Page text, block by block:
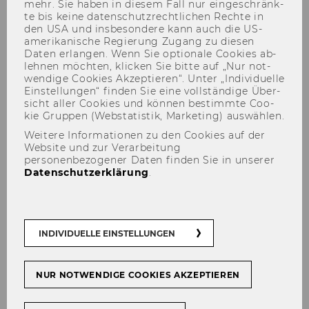
Forschungsinstitut
Rechenintensive Methoden
Englisch verfügbar.
About us
mehr. Sie haben in die­sem Fall nur ein­ge­schränk­
te bis keine da­ten­schutz­recht­li­chen Rech­te in
den USA und ins­be­son­de­re kann auch die US-​
amerikanische Re­gie­rung Zu­gang zu die­sen
Daten er­lan­gen. Wenn Sie op­tio­na­le Coo­kies ab­
leh­nen möch­ten, kli­cken Sie bitte auf „Nur not­
wen­di­ge Coo­kies Ak­zep­tie­ren“. Unter „In­di­vi­du­el­le
Ein­stel­lun­gen“ fin­den Sie eine voll­stän­di­ge Über­
sicht aller Coo­kies und kön­nen be­stimm­te Coo­
kie Grup­pen (Web­sta­tis­tik, Mar­ke­ting) aus­wäh­len.
Weitere Informationen zu den Cookies auf der
Website und zur Verarbeitung
personenbezogener Daten finden Sie in unserer
Datenschutzerklärung
INDIVIDUELLE EINSTELLUNGEN
NUR NOTWENDIGE COOKIES AKZEPTIEREN